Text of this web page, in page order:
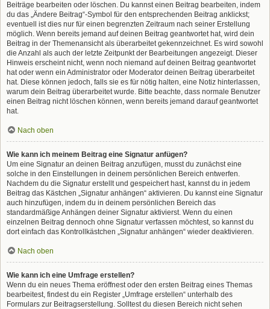
Beiträge bearbeiten oder löschen. Du kannst einen Beitrag bearbeiten, indem
du das „Ändere Beitrag“-Symbol für den entsprechenden Beitrag anklickst;
eventuell ist dies nur für einen begrenzten Zeitraum nach seiner Erstellung
möglich. Wenn bereits jemand auf deinen Beitrag geantwortet hat, wird dein
Beitrag in der Themenansicht als überarbeitet gekennzeichnet. Es wird sowohl
die Anzahl als auch der letzte Zeitpunkt der Bearbeitungen angezeigt. Dieser
Hinweis erscheint nicht, wenn noch niemand auf deinen Beitrag geantwortet
hat oder wenn ein Administrator oder Moderator deinen Beitrag überarbeitet
hat. Diese können jedoch, falls sie es für nötig halten, eine Notiz hinterlassen,
warum dein Beitrag überarbeitet wurde. Bitte beachte, dass normale Benutzer
einen Beitrag nicht löschen können, wenn bereits jemand darauf geantwortet
hat.
Nach oben
Wie kann ich meinem Beitrag eine Signatur anfügen?
Um eine Signatur an deinen Beitrag anzufügen, musst du zunächst eine
solche in den Einstellungen in deinem persönlichen Bereich entwerfen.
Nachdem du die Signatur erstellt und gespeichert hast, kannst du in jedem
Beitrag das Kästchen „Signatur anhängen“ aktivieren. Du kannst eine Signatur
auch hinzufügen, indem du in deinem persönlichen Bereich das
standardmäßige Anhängen deiner Signatur aktivierst. Wenn du einen
einzelnen Beitrag dennoch ohne Signatur verfassen möchtest, so kannst du
dort einfach das Kontrollkästchen „Signatur anhängen“ wieder deaktivieren.
Nach oben
Wie kann ich eine Umfrage erstellen?
Wenn du ein neues Thema eröffnest oder den ersten Beitrag eines Themas
bearbeitest, findest du ein Register „Umfrage erstellen“ unterhalb des
Formulars zur Beitragserstellung. Solltest du diesen Bereich nicht sehen